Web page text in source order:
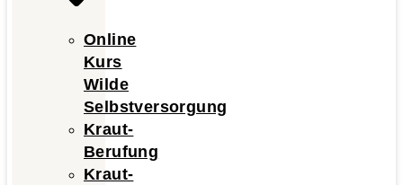
Online
Kurs
Wilde
Selbstversorgung
Kraut-
Berufung
Kraut-